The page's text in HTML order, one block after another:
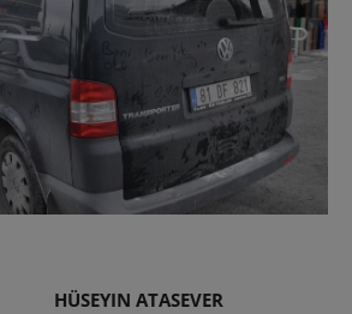
HÜSEYIN ATASEVER